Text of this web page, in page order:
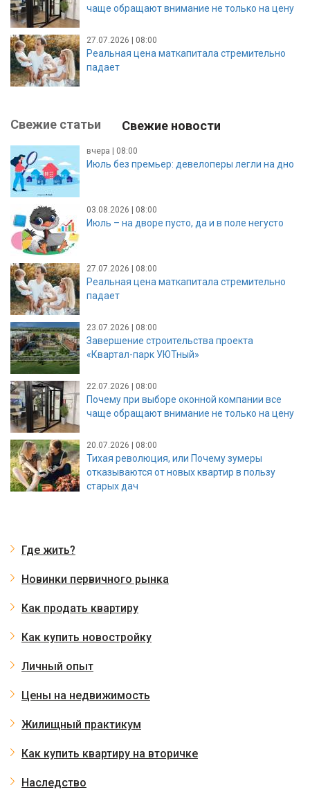
чаще обращают внимание не только на цену
27.07.2026 | 08:00
Реальная цена маткапитала стремительно
падает
Свежие статьи Свежие новости
вчера | 08:00
Июль без премьер: девелоперы легли на дно
03.08.2026 | 08:00
Июль – на дворе пусто, да и в поле негусто
27.07.2026 | 08:00
Реальная цена маткапитала стремительно
падает
23.07.2026 | 08:00
Завершение строительства проекта
«Квартал-парк УЮТный»
22.07.2026 | 08:00
Почему при выборе оконной компании все
чаще обращают внимание не только на цену
20.07.2026 | 08:00
Тихая революция, или Почему зумеры
отказываются от новых квартир в пользу
старых дач
Где жить?
Новинки первичного рынка
Как продать квартиру
Как купить новостройку
Личный опыт
Цены на недвижимость
Жилищный практикум
Как купить квартиру на вторичке
Наследство